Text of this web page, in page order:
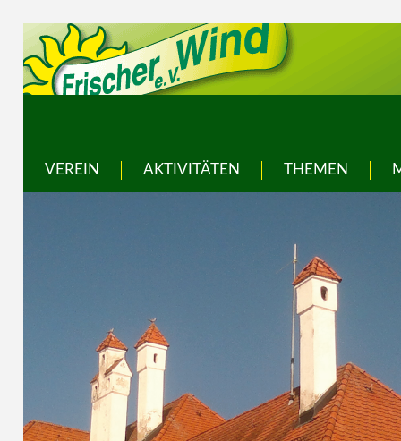
VEREIN AKTIVITÄTEN THEMEN